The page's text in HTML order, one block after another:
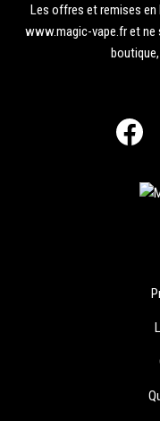
Les offres et remises en
www.magic-vape.fr et ne